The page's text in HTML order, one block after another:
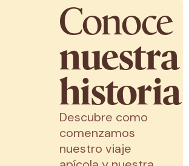
Conoce
nuestra
historia
Descubre como
comenzamos
nuestro viaje